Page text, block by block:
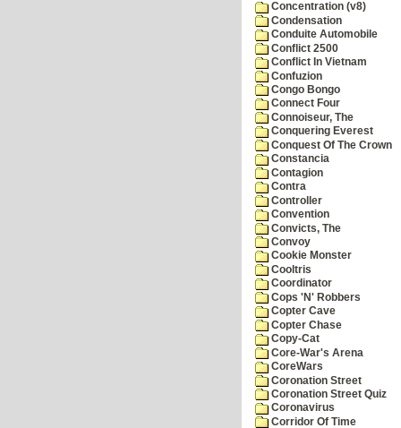
Concentration (v8)
Condensation
Conduite Automobile
Conflict 2500
Conflict In Vietnam
Confuzion
Congo Bongo
Connect Four
Connoiseur, The
Conquering Everest
Conquest Of The Crown
Constancia
Contagion
Contra
Controller
Convention
Convicts, The
Convoy
Cookie Monster
Cooltris
Coordinator
Cops 'N' Robbers
Copter Cave
Copter Chase
Copy-Cat
Core-War's Arena
CoreWars
Coronation Street
Coronation Street Quiz
Coronavirus
Corridor Of Time